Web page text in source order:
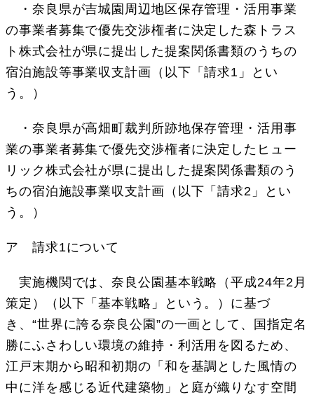
・奈良県が吉城園周辺地区保存管理・活用事業
の事業者募集で優先交渉権者に決定した森トラス
ト株式会社が県に提出した提案関係書類のうちの
宿泊施設等事業収支計画（以下「請求1」とい
う。）
・奈良県が高畑町裁判所跡地保存管理・活用事
業の事業者募集で優先交渉権者に決定したヒュー
リック株式会社が県に提出した提案関係書類のう
ちの宿泊施設事業収支計画（以下「請求2」とい
う。）
ア 請求1について
実施機関では、奈良公園基本戦略（平成24年2月
策定）（以下「基本戦略」という。）に基づ
き、“世界に誇る奈良公園”の一画として、国指定名
勝にふさわしい環境の維持・利活用を図るため、
江戸末期から昭和初期の「和を基調とした風情の
中に洋を感じる近代建築物」と庭が織りなす空間